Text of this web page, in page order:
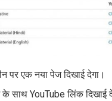
पर एक नया पेज दिखाई देगा।
के साथ YouTube लिंक दिखाई